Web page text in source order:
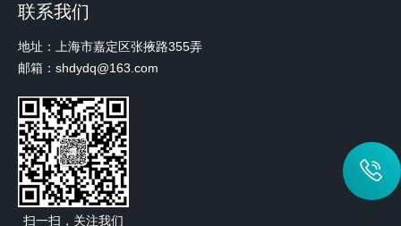
联系我们
地址：上海市嘉定区张掖路355弄
邮箱：shdydq@163.com
扫一扫，关注我们